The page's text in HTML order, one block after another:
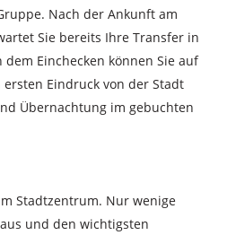
Nach der Ankunft am
Sie bereits Ihre Transfer in
Einchecken können Sie auf
Eindruck von der Stadt
Übernachtung im gebuchten
Stadtzentrum. Nur wenige
und den wichtigsten